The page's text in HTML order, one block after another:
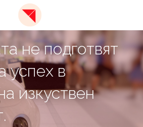
платформа
Plane
не подготвят
успех в
изкуствен
CATEGORIES